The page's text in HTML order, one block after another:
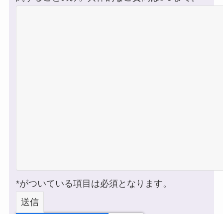
*がついている項目は必須となります。